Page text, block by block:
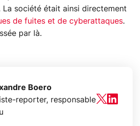
société était ainsi directement
de fuites et de cyberattaques.
par là.
Boero
reporter, responsable